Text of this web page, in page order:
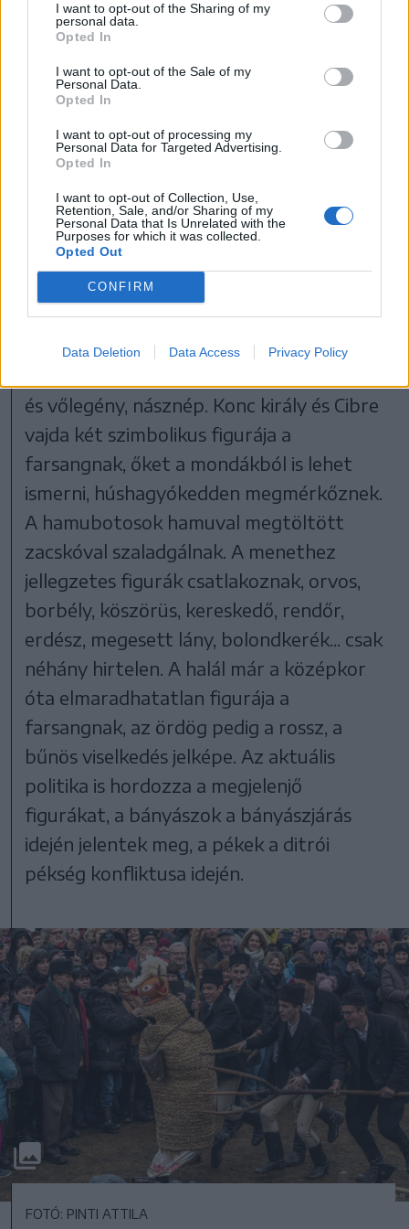
I want to opt-out of the Sharing of my
personal data.
Opted In
I want to opt-out of the Sale of my
Personal Data.
Opted In
I want to opt-out of processing my
Personal Data for Targeted Advertising.
Opted In
I want to opt-out of Collection, Use,
Retention, Sale, and/or Sharing of my
Personal Data that Is Unrelated with the
Purposes for which it was collected.
Opted Out
CONFIRM
Data Deletion Data Access Privacy Policy
ezek az egész magyar
nyelvterületen
megtalálhatók.
Erdélyben jellemzőek az ítélkező játékok,
az állatvásárok: a bika, a tehén, s ehhez a
vásár szereplői. Az áltemetés típusú
színjátékban a pap, kántor,
siratóasszonyok, részeges komák, a
főszereplő a szalmabábu, amely régebb
szalmával kitömött ruhájú élő ember is
és vőlegény, násznép. Konc király és Cibre
vajda két szimbolikus figurája a
farsangnak, őket a mondákból is lehet
ismerni, húshagyókedden megmérkőznek.
A hamubotosok hamuval megtöltött
zacskóval szaladgálnak. A menethez
jellegzetes figurák csatlakoznak, orvos,
borbély, köszörüs, kereskedő, rendőr,
erdész, megesett lány, bolondkerék... csak
néhány hirtelen. A halál már a középkor
óta elmaradhatatlan figurája a
farsangnak, az ördög pedig a rossz, a
bűnös viselkedés jelképe. Az aktuális
politika is hordozza a megjelenjő
figurákat, a bányászok a bányászjárás
idején jelentek meg, a pékek a ditrói
pékség konfliktusa idején.
FOTÓ: PINTI ATTILA